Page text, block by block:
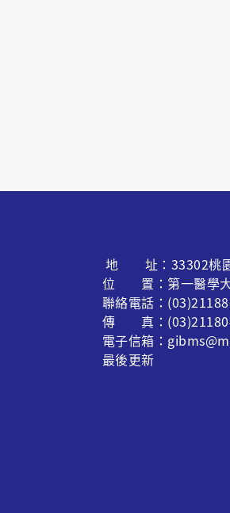
地 址：33302桃園
位 置：第一醫學大
聯絡電話：
傳 真：
電子信箱：
最後更新